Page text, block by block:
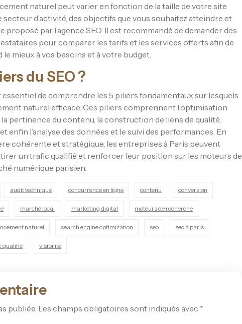
naturel peut varier en fonction de la taille de votre site
d’activité, des objectifs que vous souhaitez atteindre et
proposé par l’agence SEO. Il est recommandé de demander des
pour comparer les tarifs et les services offerts afin de
mieux à vos besoins et à votre budget.
du SEO ?
essentiel de comprendre les 5 piliers fondamentaux sur lesquels
naturel efficace. Ces piliers comprennent l’optimisation
pertinence du contenu, la construction de liens de qualité,
enfin l’analyse des données et le suivi des performances. En
cohérente et stratégique, les entreprises à Paris peuvent
un trafic qualifié et renforcer leur position sur les moteurs de
numérique parisien.
audit technique concurrence en ligne contenu conversion
marché local marketing digital moteurs de recherche
naturel search engine optimization seo seo à paris
qualifié visibilité
publiée. Les champs obligatoires sont indiqués avec *